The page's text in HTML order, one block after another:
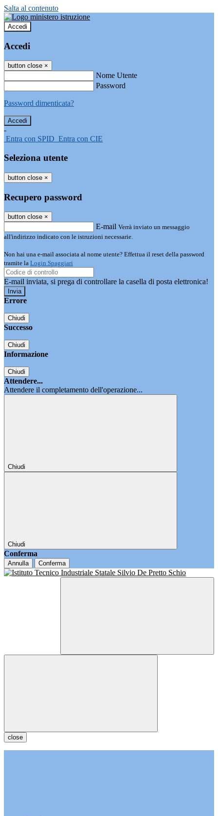
Salta al contenuto
Accedi
Accedi
button close ×
Nome Utente
Password
Password dimenticata?
-
Entra con SPID Entra con CIE
Seleziona utente
button close ×
Recupero password
button close ×
E-mail Verrà inviato un messaggio
all'indirizzo indicato con le istruzioni necessarie.
Non hai una e-mail associata al nome utente? Effettua il reset della password
tramite la Login Spaggiari
E-mail inviata, si prega di controllare la casella di posta elettronica!
Errore
Chiudi
Successo
Chiudi
Informazione
Chiudi
Attendere...
Attendere il completamento dell'operazione...
Chiudi
Chiudi
Conferma
Annulla Conferma
close